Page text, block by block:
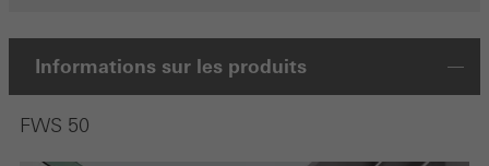
Informations sur les produits
FWS 50